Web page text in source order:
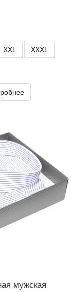
XXL XXXL
мужская